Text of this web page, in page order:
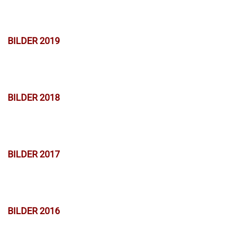
BILDER 2019
BILDER 2018
BILDER 2017
BILDER 2016